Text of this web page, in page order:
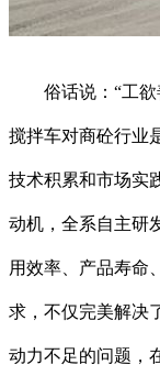
俗话说：“工欲
搅拌车对商砼行业
技术积累和市场实
动机，全系自主研
用效率、产品寿命
求，不仅完美解决
动力不足的问题，